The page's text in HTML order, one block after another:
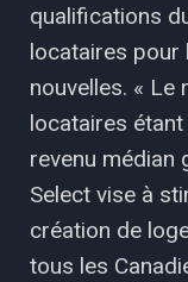
qualifications
locataires pour
nouvelles. « Le
locataires
revenu médian
Select vise à
création de
tous les